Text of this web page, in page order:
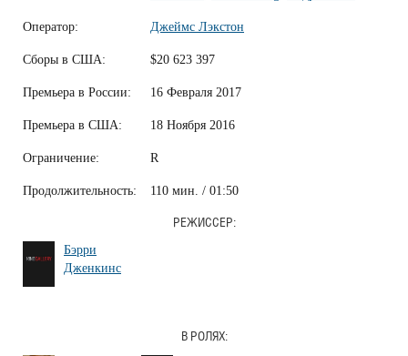
Оператор: Джеймс Лэкстон
Сборы в США: $20 623 397
Премьера в России: 16 Февраля 2017
Премьера в США: 18 Ноября 2016
Ограничение: R
Продолжительность: 110 мин. / 01:50
РЕЖИССЕР:
Бэрри
Дженкинс
В РОЛЯХ: